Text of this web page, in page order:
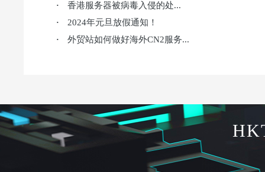
· 香港服务器被病毒入侵的处...
· 2024年元旦放假通知！
· 外贸站如何做好海外CN2服务...